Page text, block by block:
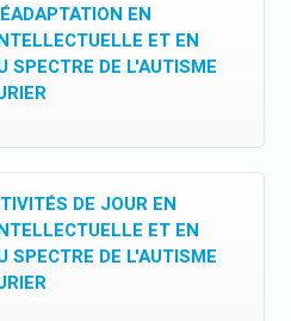
EN
ET EN
SPECTRE DE L'AUTISME
DE JOUR EN
ET EN
SPECTRE DE L'AUTISME